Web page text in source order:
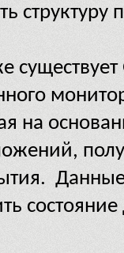
структуру
существует
на